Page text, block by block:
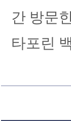
간 방문
타포린